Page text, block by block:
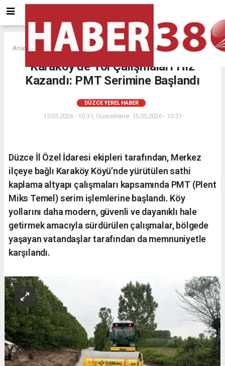
Anasayfa DÜZCE YEREL HABER
Karaköy’de Yol Çalışmaları Hız
Kazandı: PMT Serimine Başlandı
DÜZCE YEREL HABER
15.05.2026 - 10:31, Güncelleme: 15.05.2026 - 10:31
Düzce İl Özel İdaresi ekipleri tarafından, Merkez
ilçeye bağlı Karaköy Köyü’nde yürütülen sathi
kaplama altyapı çalışmaları kapsamında PMT (Plent
Miks Temel) serim işlemlerine başlandı. Köy
yollarını daha modern, güvenli ve dayanıklı hale
getirmek amacıyla sürdürülen çalışmalar, bölgede
yaşayan vatandaşlar tarafından da memnuniyetle
karşılandı.